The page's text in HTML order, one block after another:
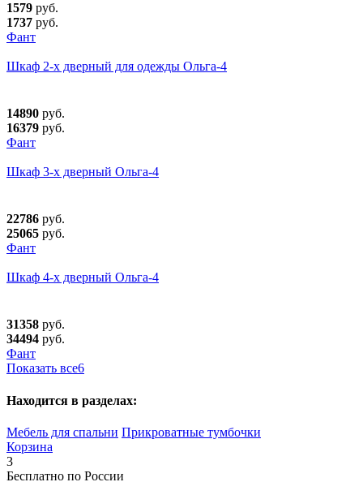
1579 руб.
1737 руб.
Фант
Шкаф 2-х дверный для одежды Ольга-4
14890 руб.
16379 руб.
Фант
Шкаф 3-х дверный Ольга-4
22786 руб.
25065 руб.
Фант
Шкаф 4-х дверный Ольга-4
31358 руб.
34494 руб.
Фант
Показать все6
Находится в разделах:
Мебель для спальни Прикроватные тумбочки
Корзина
3
Бесплатно по России